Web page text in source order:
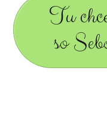
Tu
so